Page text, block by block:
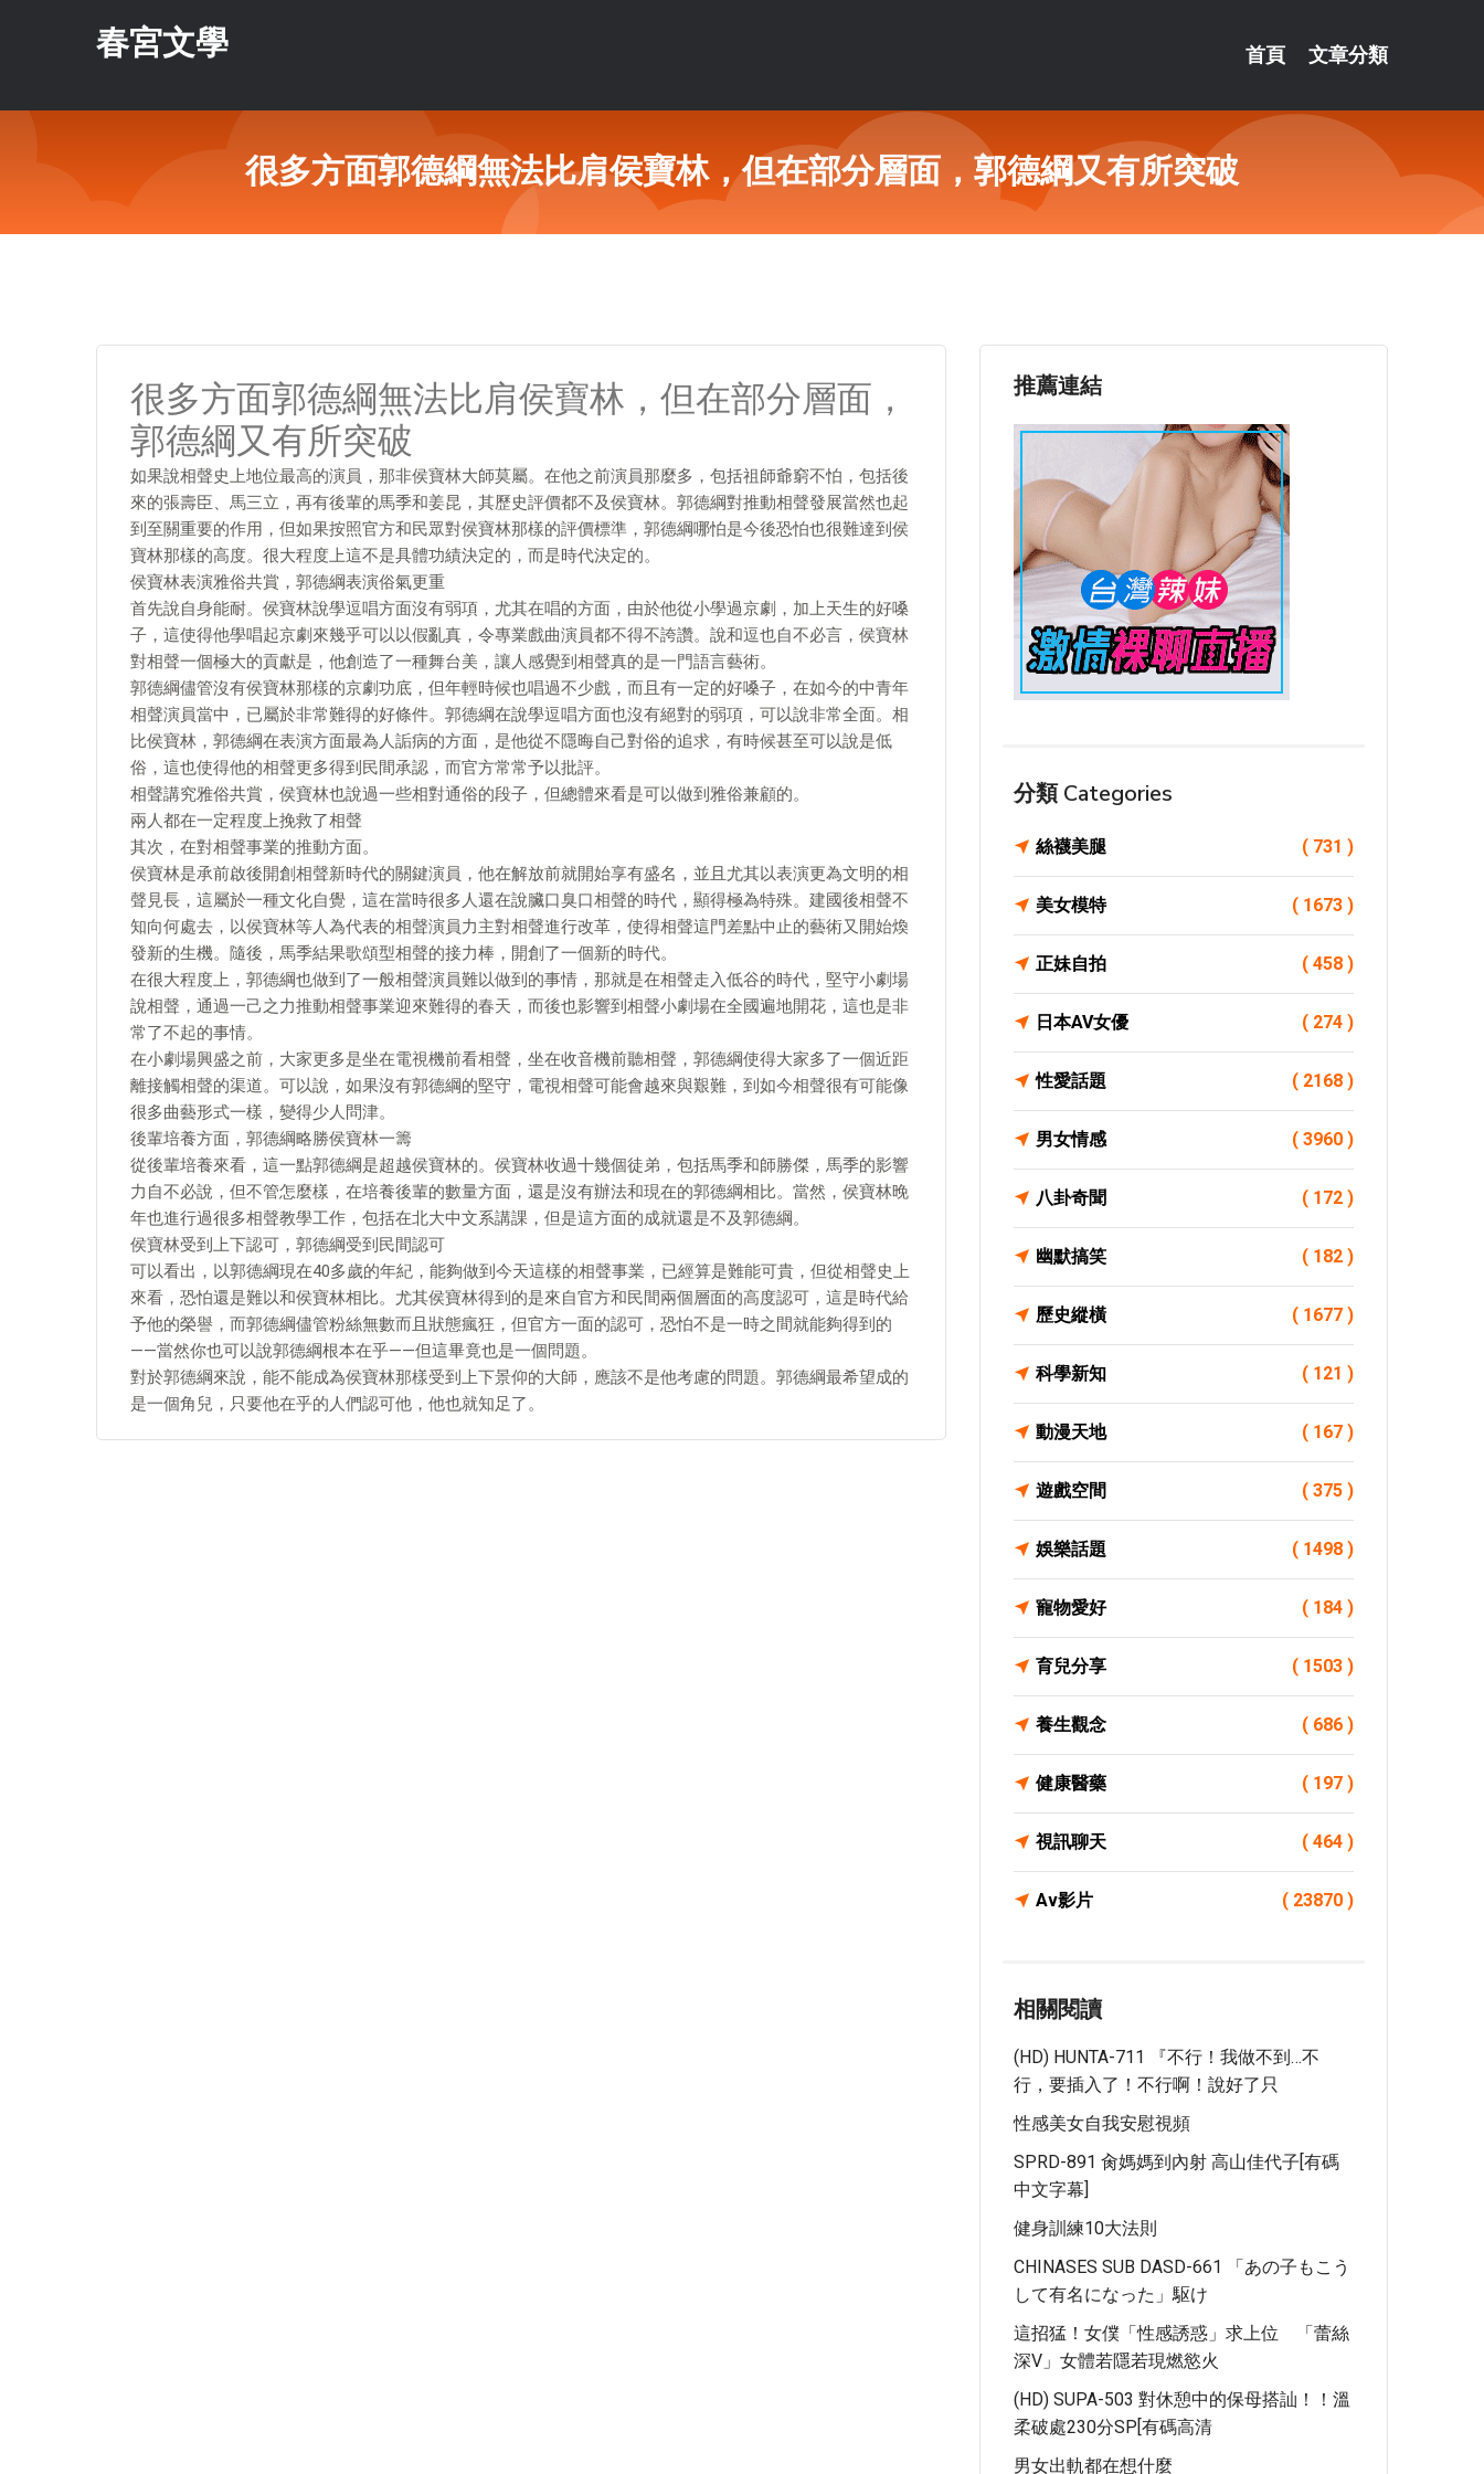
春宮文學 首頁 文章分類
很多方面郭德綱無法比肩侯寶林，但在部分層面，郭德綱又有所突破
很多方面郭德綱無法比肩侯寶林，但在部分層面，
郭德綱又有所突破
如果說相聲史上地位最高的演員，那非侯寶林大師莫屬。在他之前演員那麼多，包括祖師爺窮不怕，包括後
來的張壽臣、馬三立，再有後輩的馬季和姜昆，其歷史評價都不及侯寶林。郭德綱對推動相聲發展當然也起
到至關重要的作用，但如果按照官方和民眾對侯寶林那樣的評價標準，郭德綱哪怕是今後恐怕也很難達到侯
寶林那樣的高度。很大程度上這不是具體功績決定的，而是時代決定的。
侯寶林表演雅俗共賞，郭德綱表演俗氣更重
首先說自身能耐。侯寶林說學逗唱方面沒有弱項，尤其在唱的方面，由於他從小學過京劇，加上天生的好嗓
子，這使得他學唱起京劇來幾乎可以以假亂真，令專業戲曲演員都不得不誇讚。說和逗也自不必言，侯寶林
對相聲一個極大的貢獻是，他創造了一種舞台美，讓人感覺到相聲真的是一門語言藝術。
郭德綱儘管沒有侯寶林那樣的京劇功底，但年輕時候也唱過不少戲，而且有一定的好嗓子，在如今的中青年
相聲演員當中，已屬於非常難得的好條件。郭德綱在說學逗唱方面也沒有絕對的弱項，可以說非常全面。相
比侯寶林，郭德綱在表演方面最為人詬病的方面，是他從不隱晦自己對俗的追求，有時候甚至可以說是低
俗，這也使得他的相聲更多得到民間承認，而官方常常予以批評。
相聲講究雅俗共賞，侯寶林也說過一些相對通俗的段子，但總體來看是可以做到雅俗兼顧的。
兩人都在一定程度上挽救了相聲
其次，在對相聲事業的推動方面。
侯寶林是承前啟後開創相聲新時代的關鍵演員，他在解放前就開始享有盛名，並且尤其以表演更為文明的相
聲見長，這屬於一種文化自覺，這在當時很多人還在說臟口臭口相聲的時代，顯得極為特殊。建國後相聲不
知向何處去，以侯寶林等人為代表的相聲演員力主對相聲進行改革，使得相聲這門差點中止的藝術又開始煥
發新的生機。隨後，馬季結果歌頌型相聲的接力棒，開創了一個新的時代。
在很大程度上，郭德綱也做到了一般相聲演員難以做到的事情，那就是在相聲走入低谷的時代，堅守小劇場
說相聲，通過一己之力推動相聲事業迎來難得的春天，而後也影響到相聲小劇場在全國遍地開花，這也是非
常了不起的事情。
在小劇場興盛之前，大家更多是坐在電視機前看相聲，坐在收音機前聽相聲，郭德綱使得大家多了一個近距
離接觸相聲的渠道。可以說，如果沒有郭德綱的堅守，電視相聲可能會越來與艱難，到如今相聲很有可能像
很多曲藝形式一樣，變得少人問津。
後輩培養方面，郭德綱略勝侯寶林一籌
從後輩培養來看，這一點郭德綱是超越侯寶林的。侯寶林收過十幾個徒弟，包括馬季和師勝傑，馬季的影響
力自不必說，但不管怎麼樣，在培養後輩的數量方面，還是沒有辦法和現在的郭德綱相比。當然，侯寶林晚
年也進行過很多相聲教學工作，包括在北大中文系講課，但是這方面的成就還是不及郭德綱。
侯寶林受到上下認可，郭德綱受到民間認可
可以看出，以郭德綱現在40多歲的年紀，能夠做到今天這樣的相聲事業，已經算是難能可貴，但從相聲史上
來看，恐怕還是難以和侯寶林相比。尤其侯寶林得到的是來自官方和民間兩個層面的高度認可，這是時代給
予他的榮譽，而郭德綱儘管粉絲無數而且狀態瘋狂，但官方一面的認可，恐怕不是一時之間就能夠得到的
——當然你也可以說郭德綱根本在乎——但這畢竟也是一個問題。
對於郭德綱來說，能不能成為侯寶林那樣受到上下景仰的大師，應該不是他考慮的問題。郭德綱最希望成的
是一個角兒，只要他在乎的人們認可他，他也就知足了。
推薦連結
分類 Categories
絲襪美腿 ( 731 )
美女模特 ( 1673 )
正妹自拍 ( 458 )
日本AV女優 ( 274 )
性愛話題 ( 2168 )
男女情感 ( 3960 )
八卦奇聞 ( 172 )
幽默搞笑 ( 182 )
歷史縱橫 ( 1677 )
科學新知 ( 121 )
動漫天地 ( 167 )
遊戲空間 ( 375 )
娛樂話題 ( 1498 )
寵物愛好 ( 184 )
育兒分享 ( 1503 )
養生觀念 ( 686 )
健康醫藥 ( 197 )
視訊聊天 ( 464 )
Av影片 ( 23870 )
相關閱讀
(HD) HUNTA-711 『不行！我做不到…不
行，要插入了！不行啊！說好了只
性感美女自我安慰視頻
SPRD-891 肏媽媽到內射 高山佳代子[有碼
中文字幕]
健身訓練10大法則
CHINASES SUB DASD-661 「あの子もこう
して有名になった」駆け
這招猛！女僕「性感誘惑」求上位 「蕾絲
深V」女體若隱若現燃慾火
(HD) SUPA-503 對休憩中的保母搭訕！！溫
柔破處230分SP[有碼高清
男女出軌都在想什麼